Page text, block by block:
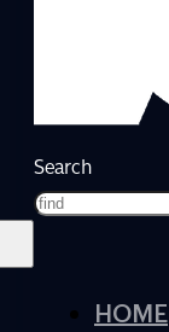
Search
HOME